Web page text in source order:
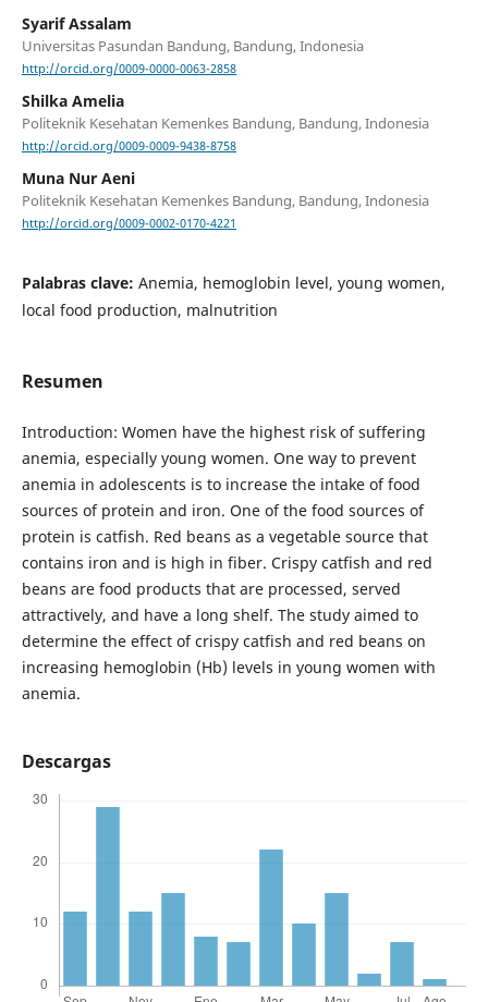
Syarif Assalam
Universitas Pasundan Bandung, Bandung, Indonesia
http://orcid.org/0009-0000-0063-2858
Shilka Amelia
Politeknik Kesehatan Kemenkes Bandung, Bandung, Indonesia
http://orcid.org/0009-0009-9438-8758
Muna Nur Aeni
Politeknik Kesehatan Kemenkes Bandung, Bandung, Indonesia
http://orcid.org/0009-0002-0170-4221
Palabras clave: Anemia, hemoglobin level, young women,
local food production, malnutrition
Resumen
Introduction: Women have the highest risk of suffering
anemia, especially young women. One way to prevent
anemia in adolescents is to increase the intake of food
sources of protein and iron. One of the food sources of
protein is catfish. Red beans as a vegetable source that
contains iron and is high in fiber. Crispy catfish and red
beans are food products that are processed, served
attractively, and have a long shelf. The study aimed to
determine the effect of crispy catfish and red beans on
increasing hemoglobin (Hb) levels in young women with
anemia.
Descargas